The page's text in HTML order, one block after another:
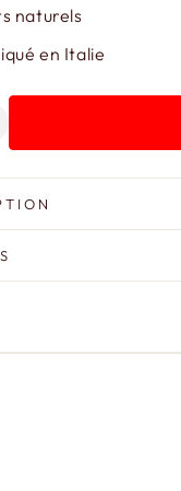
naturels
en Italie